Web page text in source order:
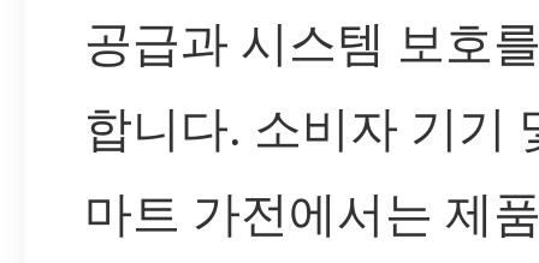
공급과 시스템 보호
합니다. 소비자 기기
마트 가전에서는 제